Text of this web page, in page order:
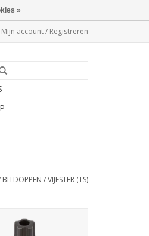
Mijn account / Registreren
BITDOPPEN /VIJFSTER (TS)
AAN WINKELWAGEN
»